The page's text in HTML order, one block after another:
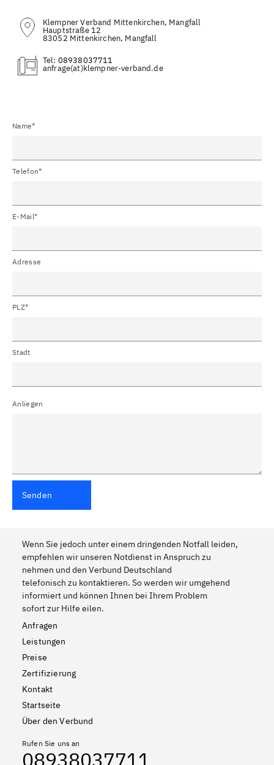
Klempner Verband Mittenkirchen, Mangfall
Hauptstraße 12
83052 Mittenkirchen, Mangfall
Tel: 08938037711
(at)
Name*
Telefon*
E-Mail*
Adresse
PLZ*
Stadt
Anliegen
Senden
Wenn Sie jedoch unter einem dringenden Notfall leiden,
empfehlen wir unseren Notdienst in Anspruch zu
nehmen und den Verbund Deutschland
telefonisch zu kontaktieren. So werden wir umgehend
informiert und können Ihnen bei Ihrem Problem
sofort zur Hilfe eilen.
Anfragen
Leistungen
Preise
Zertifizierung
Kontakt
Startseite
Über den Verbund
Rufen Sie uns an
08938037711